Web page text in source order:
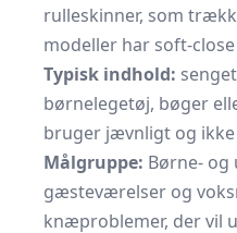
rulleskinner, som
modeller har soft-
Typisk indhold:
børnelegetøj, bøger
bruger jævnligt og
Målgruppe: Børne- og
gæsteværelser og
knæproblemer, der vil